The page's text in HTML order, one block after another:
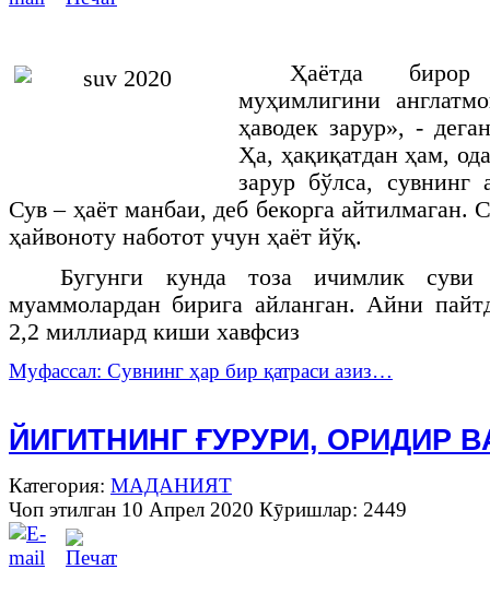
Ҳаётда
муҳимлигини
ҳаводек зарур», -
Ҳа, ҳақиқатдан ҳам,
зарур бўлса,
Сув – ҳаёт манбаи, деб бекорга айтилмаган.
ҳайвоноту наботот учун ҳаёт йўқ.
Бугунги кунда тоза ичимлик суви
муаммолардан бирига айланган. Айни
2,2 миллиард киши хавфсиз
Муфассал: Сувнинг ҳар бир қатраси азиз…
ЙИГИТНИНГ ҒУРУРИ, ОРИДИР
Категория: МАДАНИЯТ
Чоп этилган 10 Апрел 2020 Кӯришлар: 2449